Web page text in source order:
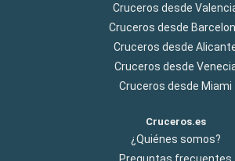
Cruceros desde
Cruceros desde
Cruceros desde
Cruceros desde
Cruceros desde Miami
Cruceros.es
¿Quiénes somos?